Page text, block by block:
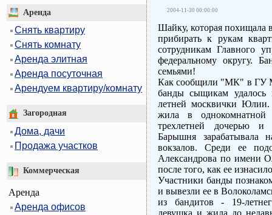
Аренда
Снять квартиру
Снять комнату
Аренда элитная
Аренда посуточная
Арендуем квартиру/комнату
Загородная
Дома, дачи
Продажа участков
Коммерческая
Аренда
Аренда офисов
2004-11-30 00:00:00
Шайку, которая похищала
прибирать к рукам
сотрудникам Главного
федеральному округу.
семьями!
Как сообщили "МК" в ГУ
банды сыщикам удалось
летней москвички Юлии.
жила в однокомнатной
трехлетней дочерью и
Барышня зарабатывала
вокзалов. Среди ее
Александрова по имени
после того, как ее
Участники банды
и вывезли ее в
из бандитов - 19-
девушка и жила до